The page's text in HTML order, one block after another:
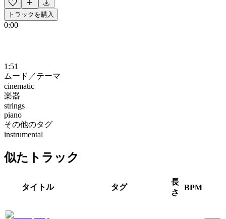
トラックを購入
0:00
1:51
ムード／テーマ
cinematic
楽器
strings
piano
その他のタグ
instrumental
似たトラック
タイトル タグ
長
さ
BPM